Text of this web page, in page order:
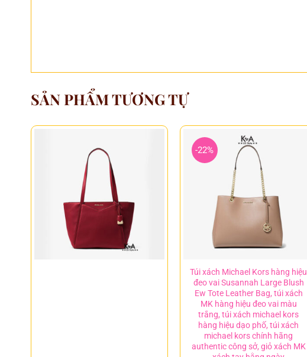
SẢN PHẨM TƯƠNG TỰ
-22%
Túi xách Michael Kors hàng hiệu
đeo vai Susannah Large Blush
Ew Tote Leather Bag, túi xách
MK hàng hiệu đeo vai màu
trắng, túi xách michael kors
hàng hiệu dạo phố, túi xách
michael kors chính hãng
authentic công sở, giỏ xách MK